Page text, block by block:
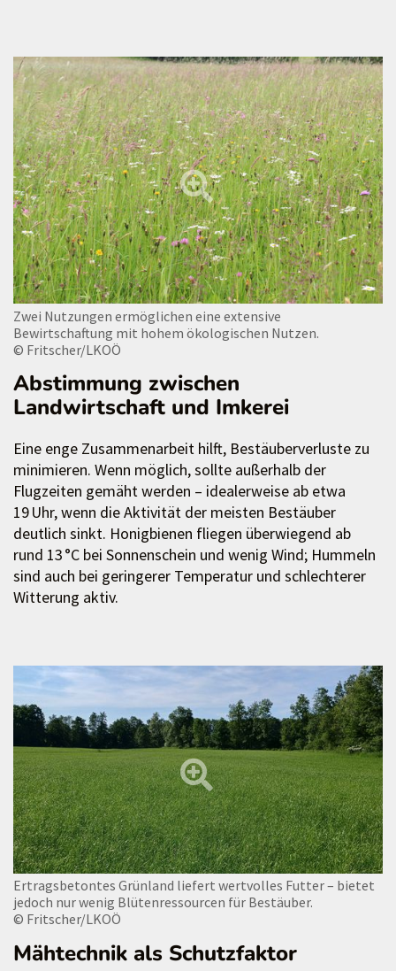
Zwei Nutzungen ermöglichen eine extensive
Bewirtschaftung mit hohem ökologischen Nutzen.
© Fritscher/LKOÖ
Abstimmung zwischen
Landwirtschaft und Imkerei
Eine enge Zusammenarbeit hilft, Bestäuberverluste zu
minimieren. Wenn möglich, sollte außerhalb der
Flugzeiten gemäht werden – idealerweise ab etwa
19 Uhr, wenn die Aktivität der meisten Bestäuber
deutlich sinkt. Honigbienen fliegen überwiegend ab
rund 13 °C bei Sonnenschein und wenig Wind; Hummeln
sind auch bei geringerer Temperatur und schlechterer
Witterung aktiv.
Ertragsbetontes Grünland liefert wertvolles Futter – bietet
jedoch nur wenig Blütenressourcen für Bestäuber.
© Fritscher/LKOÖ
Mähtechnik als Schutzfaktor